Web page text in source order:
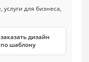
заказать дизайн
по шаблону